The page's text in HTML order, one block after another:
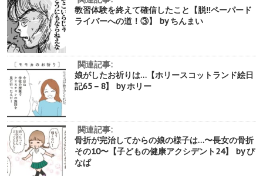
教習体験を終えて確信したこと【脱‼︎ペーパード
ライバーへの道！③】 by ちんまい
関連記事:
娘がしたお祈りは…【ホリースコットランド絵日
記65－8】 by ホリー
関連記事:
骨折が完治してからの娘の様子は…〜長女の骨折
その10〜【子どもの健康アクシデント24】 by ぴ
なぱ